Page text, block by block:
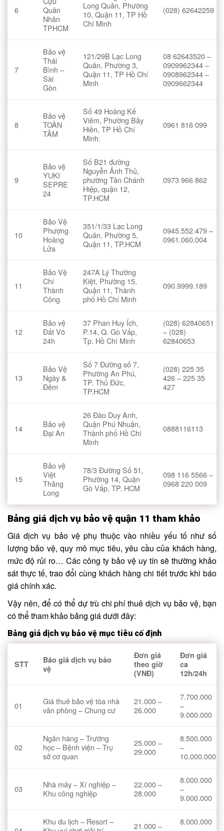
6
Quân
Nhân
TPHCM
Long Quân, Phường
10, Quận 11, TP Hồ
Chí Minh
(028) 62642259
7
Bảo vệ
Thái
Bình –
Sài
Gòn
121/29B Lạc Long
Quân, Phường 3,
Quận 11, TP Hồ Chí
Minh
08 62643520 –
0909962344 –
0908962344 –
0909662344
8
Bảo vệ
TOÀN
TÂM
Số 49 Hoàng Kế
Viêm, Phường Bảy
Hiền, TP Hồ Chí
Minh.
0961 816 099
9
Bảo vệ
YUKI
SEPRE
24
Số B21 đường
Nguyễn Ảnh Thủ,
phường Tân Chánh
Hiệp, quận 12,
TP.HCM
0973 966 862
10
Bảo Vệ
Phượng
Hoàng
Lửa
351/1/33 Lạc Long
Quân, Phường 5,
Quận 11, TP.HCM
0945.552.479 –
0961.060.004
11
Bảo Vệ
Chí
Thành
Công
247A Lý Thường
Kiệt, Phường 15,
Quận 11, Thành
phố Hồ Chí Minh
090.9999.189
12
Bảo vệ
Đất Võ
24h
37 Phan Huy Ích,
P.14, Q. Gò Vấp,
Tp. Hồ Chí Minh
(028) 62840651
– (028)
62840653
13
Bảo Vệ
Ngày &
Đêm
Số 7 Đường số 7,
Phường An Phú,
TP. Thủ Đức,
TP.HCM
(028) 225 35
426 – 225 35
427
14
Bảo vệ
Đại An
26 Đào Duy Anh,
Quận Phú Nhuận,
Thành phố Hồ Chí
Minh
0888116113
15
Bảo vệ
Việt
Thăng
Long
78/3 Đường Số 51,
Phường 14,Quận
Gò Vấp,TP. HCM
098 116 5566 –
0968 220 009
Bảng giá dịch vụ bảo vệ quận 11 tham khảo
Giá dịch vụ bảo vệ phụ thuộc vào nhiều yếu tố như số
lượng bảo vệ, quy mô mục tiêu, yêu cầu của khách hàng,
mức độ rủi ro… Các công ty bảo vệ uy tín sẽ thường khảo
sát thực tế, trao đổi cùng khách hàng chi tiết trước khi báo
giá chính xác.
Vậy nên, để có thể dự trù chi phí thuê dịch vụ bảo vệ, bạn
có thể tham khảo bảng giá dưới đây:
Bảng giá dịch vụ bảo vệ mục tiêu cố định
STT
Báo giá dịch vụ bảo
vệ
Đơn giá
theo giờ
(VNĐ)
Đơn giá
ca
12h/24h
01
Giá thuê bảo vệ tòa nhà
văn phòng – Chung cư
21.000 –
26.000
7.700.000
–
9.000.000
02
Ngân hàng – Trường
học – Bệnh viện – Trụ
sở cơ quan
25.000 –
29.000
8.500.000
–
10.000.000
03
Nhà máy – Xí nghiệp –
Khu công nghiệp
22.000 –
28.000
8.000.000
–
9.000.000
Khu du lịch – Resort –
21.000 –
8.000.000